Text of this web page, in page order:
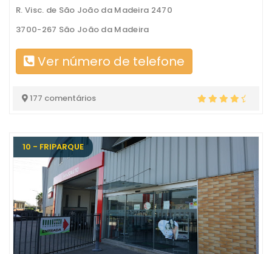
R. Visc. de São João da Madeira 2470
3700-267 São João da Madeira
Ver número de telefone
177 comentários
10 - FRIPARQUE